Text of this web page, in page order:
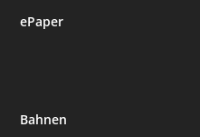
ePaper
Bahnen